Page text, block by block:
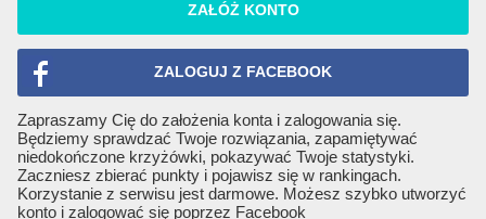
ZAŁÓŻ KONTO
ZALOGUJ Z FACEBOOK
Zapraszamy Cię do założenia konta i zalogowania się.
Będziemy sprawdzać Twoje rozwiązania, zapamiętywać
niedokończone krzyżówki, pokazywać Twoje statystyki.
Zaczniesz zbierać punkty i pojawisz się w rankingach.
Korzystanie z serwisu jest darmowe. Możesz szybko utworzyć
konto i zalogować się poprzez Facebook